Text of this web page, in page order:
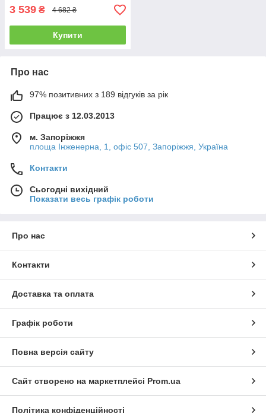
3 539 ₴ 4 682 ₴
Купити
Про нас
97% позитивних з 189 відгуків за рік
Працює з 12.03.2013
м. Запоріжжя
площа Інженерна, 1, офіс 507, Запоріжжя, Україна
Контакти
Сьогодні вихідний
Показати весь графік роботи
Про нас
Контакти
Доставка та оплата
Графік роботи
Повна версія сайту
Сайт створено на маркетплейсі Prom.ua
Політика конфіденційності